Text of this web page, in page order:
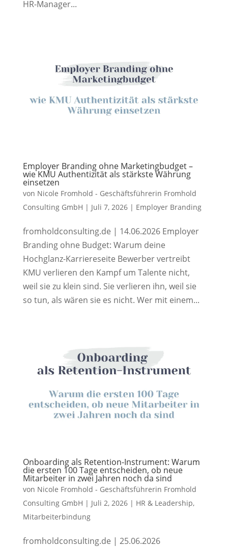
HR-Manager...
Employer Branding ohne Marketingbudget –
wie KMU Authentizität als stärkste Währung
einsetzen
von Nicole Fromhold - Geschäftsführerin Fromhold
Consulting GmbH | Juli 7, 2026| Employer Branding
fromholdconsulting.de | 14.06.2026 Employer
Branding ohne Budget: Warum deine
Hochglanz-Karriereseite Bewerber vertreibt
KMU verlieren den Kampf um Talente nicht,
weil sie zu klein sind. Sie verlieren ihn, weil sie
so tun, als wären sie es nicht. Wer mit einem...
Onboarding als Retention-Instrument: Warum
die ersten 100 Tage entscheiden, ob neue
Mitarbeiter in zwei Jahren noch da sind
von Nicole Fromhold - Geschäftsführerin Fromhold
Consulting GmbH | Juli 2, 2026| HR & Leadership,
Mitarbeiterbindung
fromholdconsulting.de | 25.06.2026